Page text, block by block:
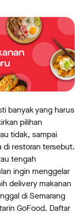
banyak yang harus
pilihan
tidak, sampai
di restoran tersebut.
tengah
ingin menggelar
delivery makanan
di Semarang
GoFood. Daftar